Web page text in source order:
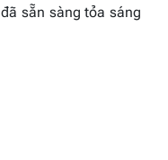
sẵn sàng tỏa sáng